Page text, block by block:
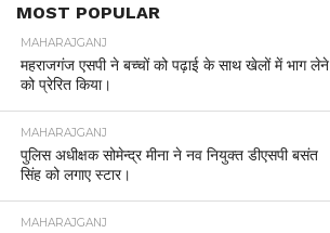
MOST POPULAR
MAHARAJGANJ
महराजगंज एसपी ने बच्चों को पढ़ाई के साथ खेलों में भाग लेने
को प्रेरित किया।
MAHARAJGANJ
पुलिस अधीक्षक सोमेन्द्र मीना ने नव नियुक्त डीएसपी बसंत
सिंह को लगाए स्टार।
MAHARAJGANJ